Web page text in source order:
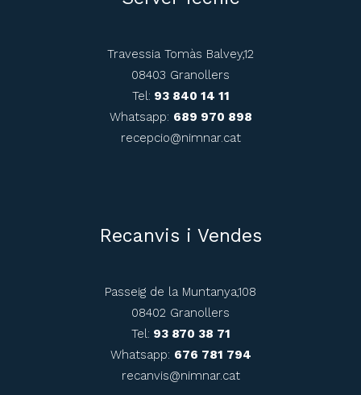
Travessia Tomàs Balvey,12
08403 Granollers
Tel: 93 840 14 11
Whatsapp: 689 970 898
recepcio@nimnar.cat
Recanvis i Vendes
Passeig de la Muntanya,108
08402 Granollers
Tel: 93 870 38 71
Whatsapp: 676 781 794
recanvis@nimnar.cat